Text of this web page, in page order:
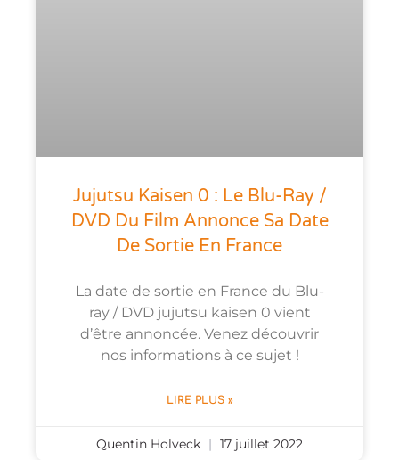
Jujutsu Kaisen 0 : Le Blu-Ray /
DVD Du Film Annonce Sa Date
De Sortie En France
La date de sortie en France du Blu-
ray / DVD jujutsu kaisen 0 vient
d’être annoncée. Venez découvrir
nos informations à ce sujet !
LIRE PLUS »
Quentin Holveck 17 juillet 2022